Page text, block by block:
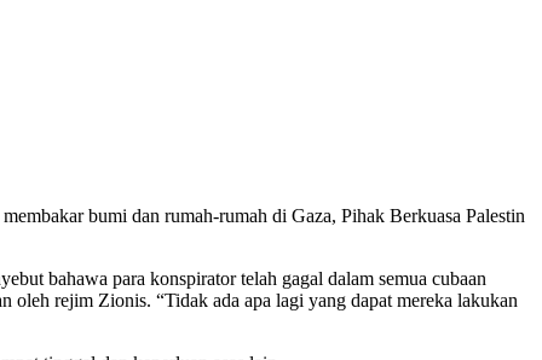
bumi dan rumah-rumah di Gaza, Pihak Berkuasa Palestin
bahawa para konspirator telah gagal dalam semua cubaan
oleh rejim Zionis. “Tidak ada apa lagi yang dapat mereka lakukan